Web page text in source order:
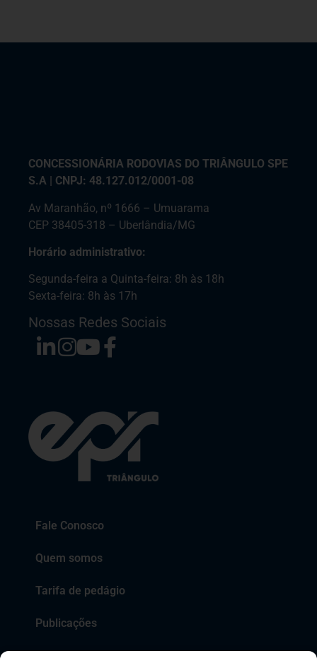
CONCESSIONÁRIA RODOVIAS DO TRIÂNGULO SPE
S.A | CNPJ: 48.127.012/0001-08
Av Maranhão, nº 1666 – Umuarama
CEP 38405-318 – Uberlândia/MG
Horário administrativo:
Segunda-feira a Quinta-feira: 8h às 18h
Sexta-feira: 8h às 17h
Nossas Redes Sociais
Fale Conosco
Quem somos
Tarifa de pedágio
Publicações
EPR